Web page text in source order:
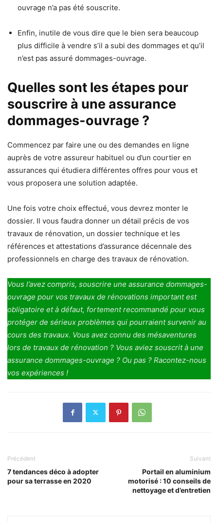
ouvrage n’a pas été souscrite.
Enfin, inutile de vous dire que le bien sera beaucoup
plus difficile à vendre s’il a subi des dommages et qu’il
n’est pas assuré dommages-ouvrage.
Quelles sont les étapes pour
souscrire à une assurance
dommages-ouvrage ?
Commencez par faire une ou des demandes en ligne
auprès de votre assureur habituel ou d’un courtier en
assurances qui étudiera différentes offres pour vous et
vous proposera une solution adaptée.
Une fois votre choix effectué, vous devrez monter le
dossier. Il vous faudra donner un détail précis de vos
travaux de rénovation, un dossier technique et les
références et attestations d’assurance décennale des
professionnels en charge des travaux de rénovation.
Vous l’avez compris, souscrire une assurance dommages-
ouvrage pour vos travaux de rénovations important est
obligatoire et à défaut, fortement recommandé pour vous
protéger de sérieux problèmes qui pourraient survenir au
cours des travaux. Vous avez connu des mésaventures
lors de travaux de rénovation ? Vous aviez souscrit à une
assurance dommages-ouvrage ? Ou pas ? Racontez-nous
vos expériences !
Précédent
7 tendances déco à adopter
pour sa terrasse en 2020
Suivant
Portail en aluminium
motorisé : 10 conseils de
nettoyage et d’entretien